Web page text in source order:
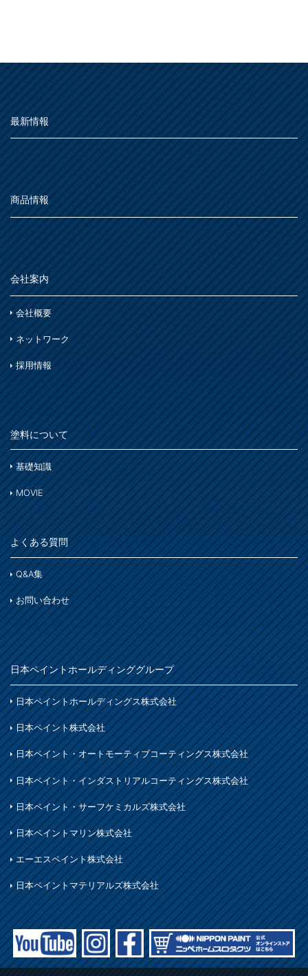
最新情報
商品情報
会社案内
会社概要
ネットワーク
採用情報
塗料について
基礎知識
MOVIE
よくある質問
Q&A集
お問い合わせ
日本ペイントホールディンググループ
日本ペイントホールディングス株式会社
日本ペイント株式会社
日本ペイント・オートモーティブコーティングス株式会社
日本ペイント・インダストリアルコーティングス株式会社
日本ペイント・サーフケミカルズ株式会社
日本ペイントマリン株式会社
エーエスペイント株式会社
日本ペイントマテリアルズ株式会社